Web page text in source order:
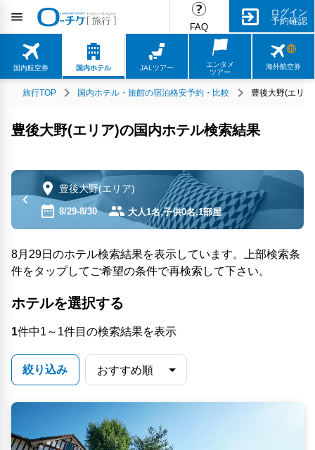
FAQ
ログイン
予約確認
国内航空券 国内ホテル JALツアー
エンタメ
ツアー
海外航空券
旅行TOP 国内ホテル・旅館の宿泊格安予約・比較 豊後大野(エリ
豊後大野(エリア)の国内ホテル検索結果
豊後大野(エリア)
8/29-8/30 大人1名,子供0名,1部屋
8月29日のホテル検索結果を表示しています。上部検索条
件をタップしてご希望の条件で再検索して下さい。
ホテルを選択する
1件中1～1件目の検索結果を表示
絞り込み